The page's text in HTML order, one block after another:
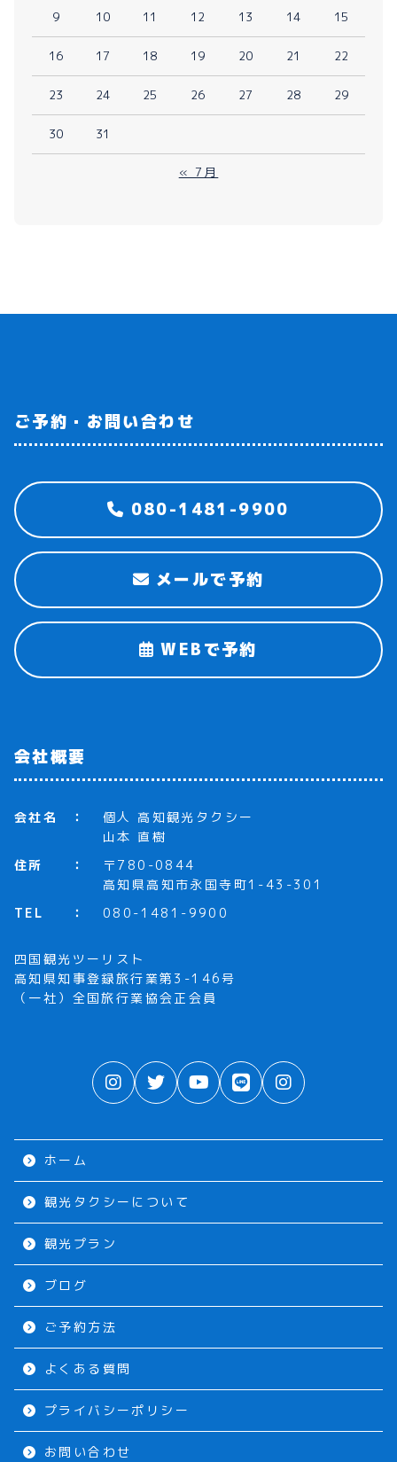
9 10 11 12 13 14 15
16 17 18 19 20 21 22
23 24 25 26 27 28 29
30 31
« 7月
ご予約・お問い合わせ
080-1481-9900
メールで予約
WEBで予約
会社概要
会社名
個人 高知観光タクシー
山本 直樹
住所
〒780-0844
高知県高知市永国寺町1-43-301
TEL
080-1481-9900
四国観光ツーリスト
高知県知事登録旅行業第3-146号
（一社）全国旅行業協会正会員
ホーム
観光タクシーについて
観光プラン
ブログ
ご予約方法
よくある質問
プライバシーポリシー
お問い合わせ